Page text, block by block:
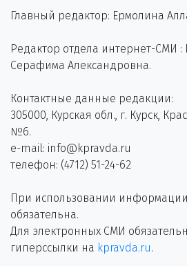
Главный редактор: Ермолина
Редактор отдела интернет-СМИ
Серафима Александровна.
Контактные данные редакции:
305000, Курская обл., г. Курск,
№6.
e-mail: info@kpravda.ru
телефон: (4712) 51-24-62
При использовании информации
обязательна.
Для электронных СМИ
гиперссылки на kpravda.ru.